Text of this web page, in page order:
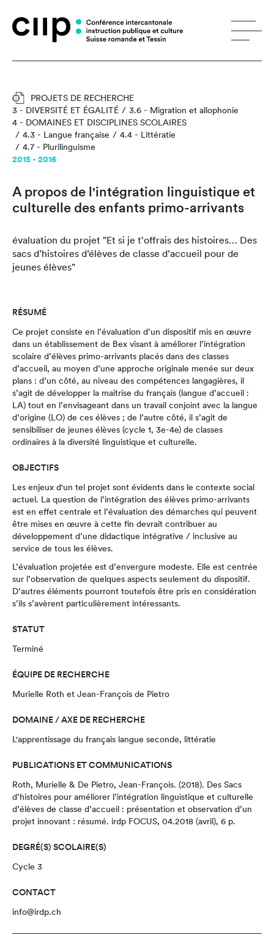
PROJETS DE RECHERCHE
3 - DIVERSITÉ ET ÉGALITÉ
3.6 - Migration et allophonie
4 - DOMAINES ET DISCIPLINES SCOLAIRES
4.3 - Langue française
4.4 - Littératie
4.7 - Plurilinguisme
2015 - 2016
A propos de l'intégration linguistique et
culturelle des enfants primo-arrivants
évaluation du projet "Et si je t'offrais des histoires… Des
sacs d’histoires d’élèves de classe d’accueil pour de
jeunes élèves"
RÉSUMÉ
Ce projet consiste en l’évaluation d’un dispositif mis en œuvre
dans un établissement de Bex visant à améliorer l’intégration
scolaire d’élèves primo-arrivants placés dans des classes
d’accueil, au moyen d’une approche originale menée sur deux
plans : d’un côté, au niveau des compétences langagières, il
s’agit de développer la maitrise du français (langue d’accueil :
LA) tout en l’envisageant dans un travail conjoint avec la langue
d’origine (LO) de ces élèves ; de l’autre côté, il s’agit de
sensibiliser de jeunes élèves (cycle 1, 3e-4e) de classes
ordinaires à la diversité linguistique et culturelle.
OBJECTIFS
Les enjeux d'un tel projet sont évidents dans le contexte social
actuel. La question de l’intégration des élèves primo-arrivants
est en effet centrale et l’évaluation des démarches qui peuvent
être mises en œuvre à cette fin devrait contribuer au
développement d’une didactique intégrative / inclusive au
service de tous les élèves.
L’évaluation projetée est d’envergure modeste. Elle est centrée
sur l’observation de quelques aspects seulement du dispositif.
D’autres éléments pourront toutefois être pris en considération
s’ils s’avèrent particulièrement intéressants.
STATUT
Terminé
ÉQUIPE DE RECHERCHE
Murielle Roth et Jean-François de Pietro
DOMAINE / AXE DE RECHERCHE
L'apprentissage du français langue seconde, littératie
PUBLICATIONS ET COMMUNICATIONS
Roth, Murielle & De Pietro, Jean-François. (2018). Des Sacs
d’histoires pour améliorer l’intégration linguistique et culturelle
d’élèves de classe d’accueil : présentation et observation d’un
projet innovant : résumé. irdp FOCUS, 04.2018 (avril), 6 p.
DEGRÉ(S) SCOLAIRE(S)
Cycle 3
CONTACT
info@irdp.ch